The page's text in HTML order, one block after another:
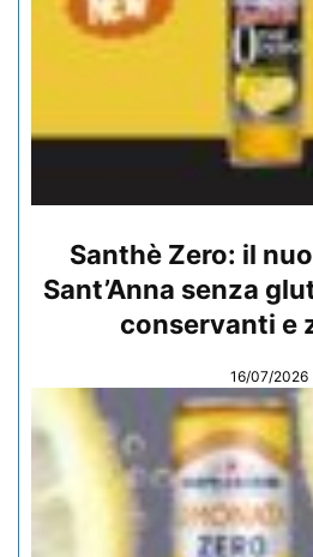
Santhè Zero: il
Sant’Anna senza
conservanti e
16/07/2026